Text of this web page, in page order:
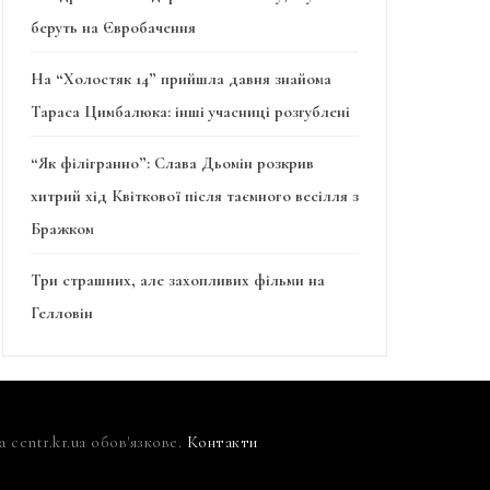
беруть на Євробачення
На “Холостяк 14” прийшла давня знайома
Тараса Цимбалюка: інші учасниці розгублені
“Як філігранно”: Слава Дьомін розкрив
хитрий хід Квіткової після таємного весілля з
Бражком
Три страшних, але захопливих фільми на
Гелловін
centr.kr.ua обов'язкове. Контакти